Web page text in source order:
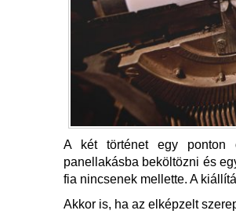
A két történet egy ponton
panellakásba beköltözni és
fia nincsenek mellette. A
Akkor is, ha az elképzelt